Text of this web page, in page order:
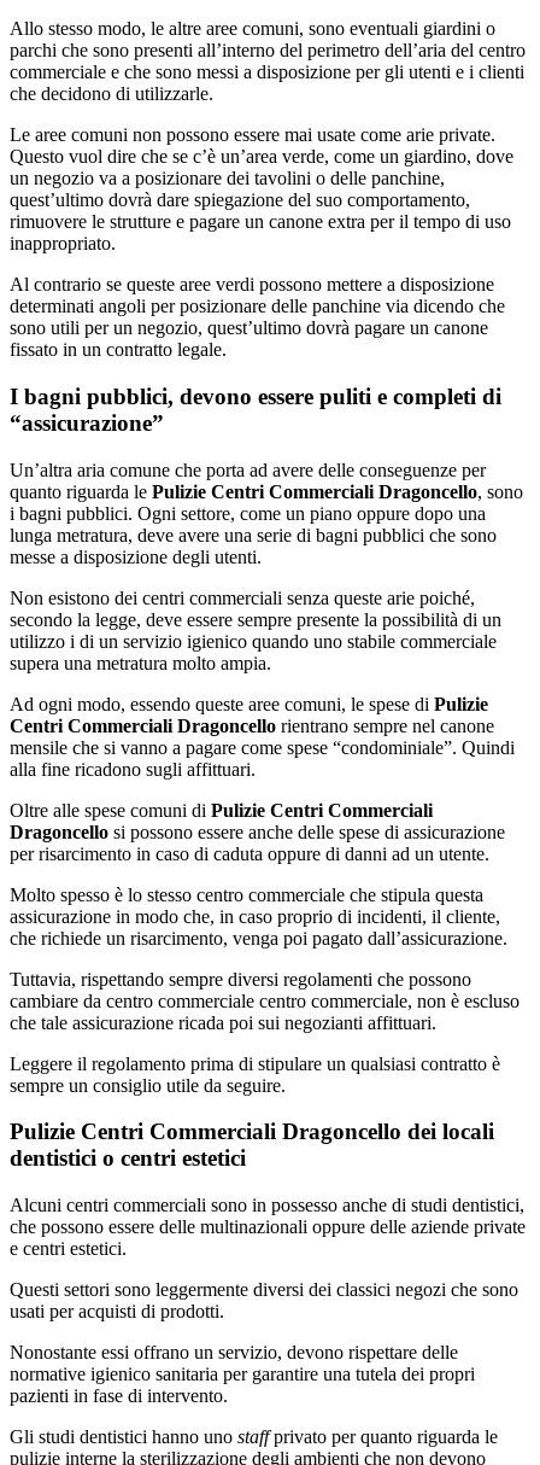
Allo stesso modo, le altre aree comuni, sono eventuali giardini o
parchi che sono presenti all’interno del perimetro dell’aria del centro
commerciale e che sono messi a disposizione per gli utenti e i clienti
che decidono di utilizzarle.
Le aree comuni non possono essere mai usate come arie private.
Questo vuol dire che se c’è un’area verde, come un giardino, dove
un negozio va a posizionare dei tavolini o delle panchine,
quest’ultimo dovrà dare spiegazione del suo comportamento,
rimuovere le strutture e pagare un canone extra per il tempo di uso
inappropriato.
Al contrario se queste aree verdi possono mettere a disposizione
determinati angoli per posizionare delle panchine via dicendo che
sono utili per un negozio, quest’ultimo dovrà pagare un canone
fissato in un contratto legale.
I bagni pubblici, devono essere puliti e completi di
“assicurazione”
Un’altra aria comune che porta ad avere delle conseguenze per
quanto riguarda le Pulizie Centri Commerciali Dragoncello, sono
i bagni pubblici. Ogni settore, come un piano oppure dopo una
lunga metratura, deve avere una serie di bagni pubblici che sono
messe a disposizione degli utenti.
Non esistono dei centri commerciali senza queste arie poiché,
secondo la legge, deve essere sempre presente la possibilità di un
utilizzo i di un servizio igienico quando uno stabile commerciale
supera una metratura molto ampia.
Ad ogni modo, essendo queste aree comuni, le spese di Pulizie
Centri Commerciali Dragoncello rientrano sempre nel canone
mensile che si vanno a pagare come spese “condominiale”. Quindi
alla fine ricadono sugli affittuari.
Oltre alle spese comuni di Pulizie Centri Commerciali
Dragoncello si possono essere anche delle spese di assicurazione
per risarcimento in caso di caduta oppure di danni ad un utente.
Molto spesso è lo stesso centro commerciale che stipula questa
assicurazione in modo che, in caso proprio di incidenti, il cliente,
che richiede un risarcimento, venga poi pagato dall’assicurazione.
Tuttavia, rispettando sempre diversi regolamenti che possono
cambiare da centro commerciale centro commerciale, non è escluso
che tale assicurazione ricada poi sui negozianti affittuari.
Leggere il regolamento prima di stipulare un qualsiasi contratto è
sempre un consiglio utile da seguire.
Pulizie Centri Commerciali Dragoncello dei locali
dentistici o centri estetici
Alcuni centri commerciali sono in possesso anche di studi dentistici,
che possono essere delle multinazionali oppure delle aziende private
e centri estetici.
Questi settori sono leggermente diversi dei classici negozi che sono
usati per acquisti di prodotti.
Nonostante essi offrano un servizio, devono rispettare delle
normative igienico sanitaria per garantire una tutela dei propri
pazienti in fase di intervento.
Gli studi dentistici hanno uno staffprivato per quanto riguarda le
pulizie interne la sterilizzazione degli ambienti che non devono